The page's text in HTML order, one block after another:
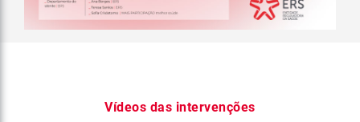
Vídeos das intervenções